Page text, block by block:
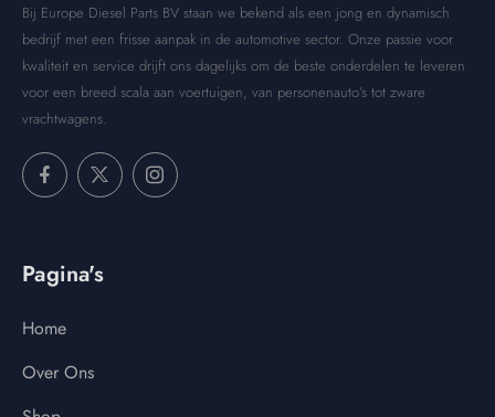
Bij Europe Diesel Parts BV staan we bekend als een jong en dynamisch
bedrijf met een frisse aanpak in de automotive sector. Onze passie voor
kwaliteit en service drijft ons dagelijks om de beste onderdelen te leveren
voor een breed scala aan voertuigen, van personenauto’s tot zware
vrachtwagens.
Pagina's
Home
Over Ons